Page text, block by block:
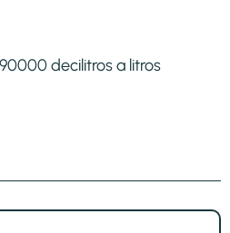
decilitros a litros